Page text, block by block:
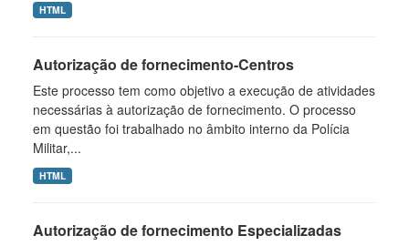
HTML
Autorização de fornecimento-Centros
Este processo tem como objetivo a execução de atividades
necessárias à autorização de fornecimento. O processo
em questão foi trabalhado no âmbito interno da Polícia
Militar,...
HTML
Autorização de fornecimento Especializadas